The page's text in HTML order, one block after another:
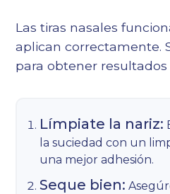
Las tiras nasales
aplican correctamente.
para obtener resultados
Límpiate la nariz:
la suciedad con un
una mejor adhesión.
Seque bien: